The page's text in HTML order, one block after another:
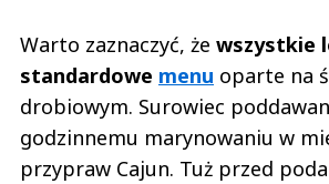
Warto zaznaczyć, że wszystkie
standardowe menu oparte na
drobiowym. Surowiec
godzinnemu marynowaniu w
przypraw Cajun. Tuż przed